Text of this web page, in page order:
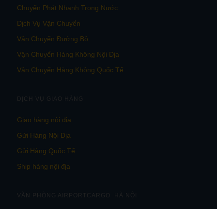
Chuyển Phát Nhanh Trong Nước
Dịch Vụ Vận Chuyển
Vận Chuyển Đường Bộ
Vận Chuyển Hàng Không Nội Địa
Vận Chuyển Hàng Không Quốc Tế
DỊCH VỤ GIAO HÀNG
Giao hàng nội địa
Gửi Hàng Nội Địa
Gửi Hàng Quốc Tế
Ship hàng nội địa
VĂN PHÒNG AIRPORTCARGO HÀ NỘI